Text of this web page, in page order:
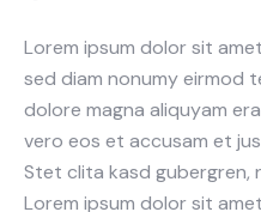
Lorem ipsum dolor sit
sed diam nonumy eirmod
dolore magna aliquyam
vero eos et accusam et
Stet clita kasd gubergren,
Lorem ipsum dolor sit